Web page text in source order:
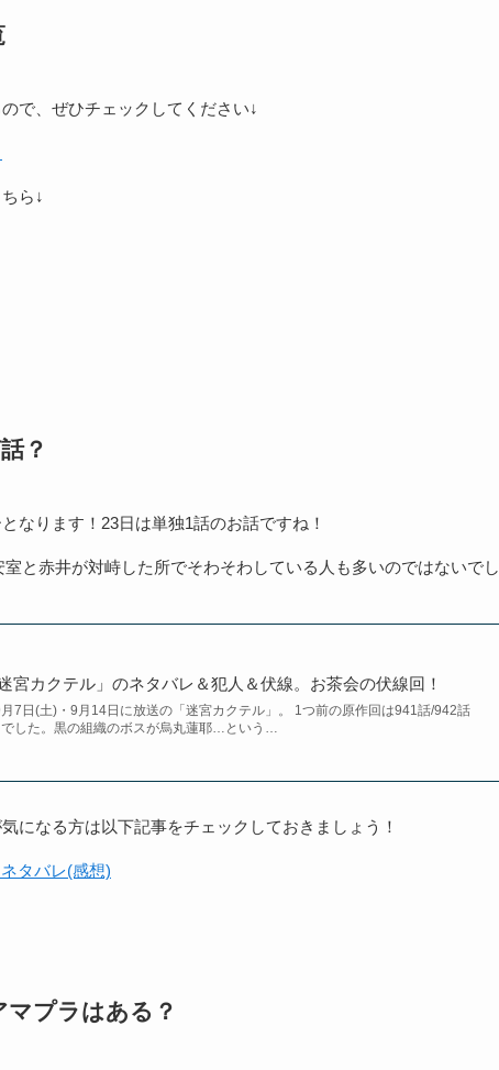
ので、ぜひチェックしてください↓
ら↓
？
なります！23日は単独1話のお話ですね！
と赤井が対峙した所でそわそわしている人も多いのではないでし
宮カクテル」のネタバレ＆犯人＆伏線。お茶会の伏線回！
7日(土)・9月14日に放送の「迷宮カクテル」。 1つ前の原作回は941話/942話
でした。黒の組織のボスが烏丸蓮耶…という…
になる方は以下記事をチェックしておきましょう！
タバレ(感想)
プラはある？